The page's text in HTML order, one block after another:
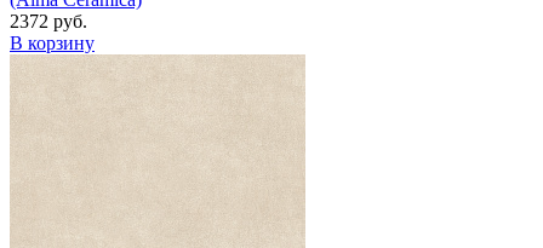
2372 руб.
В корзину